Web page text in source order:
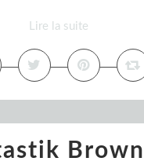
Lire la suite